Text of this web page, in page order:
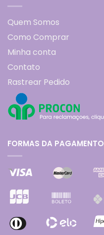
Quem Somos
Como Comprar
Minha conta
Contato
Rastrear Pedido
FORMAS DA PAGAMENTO